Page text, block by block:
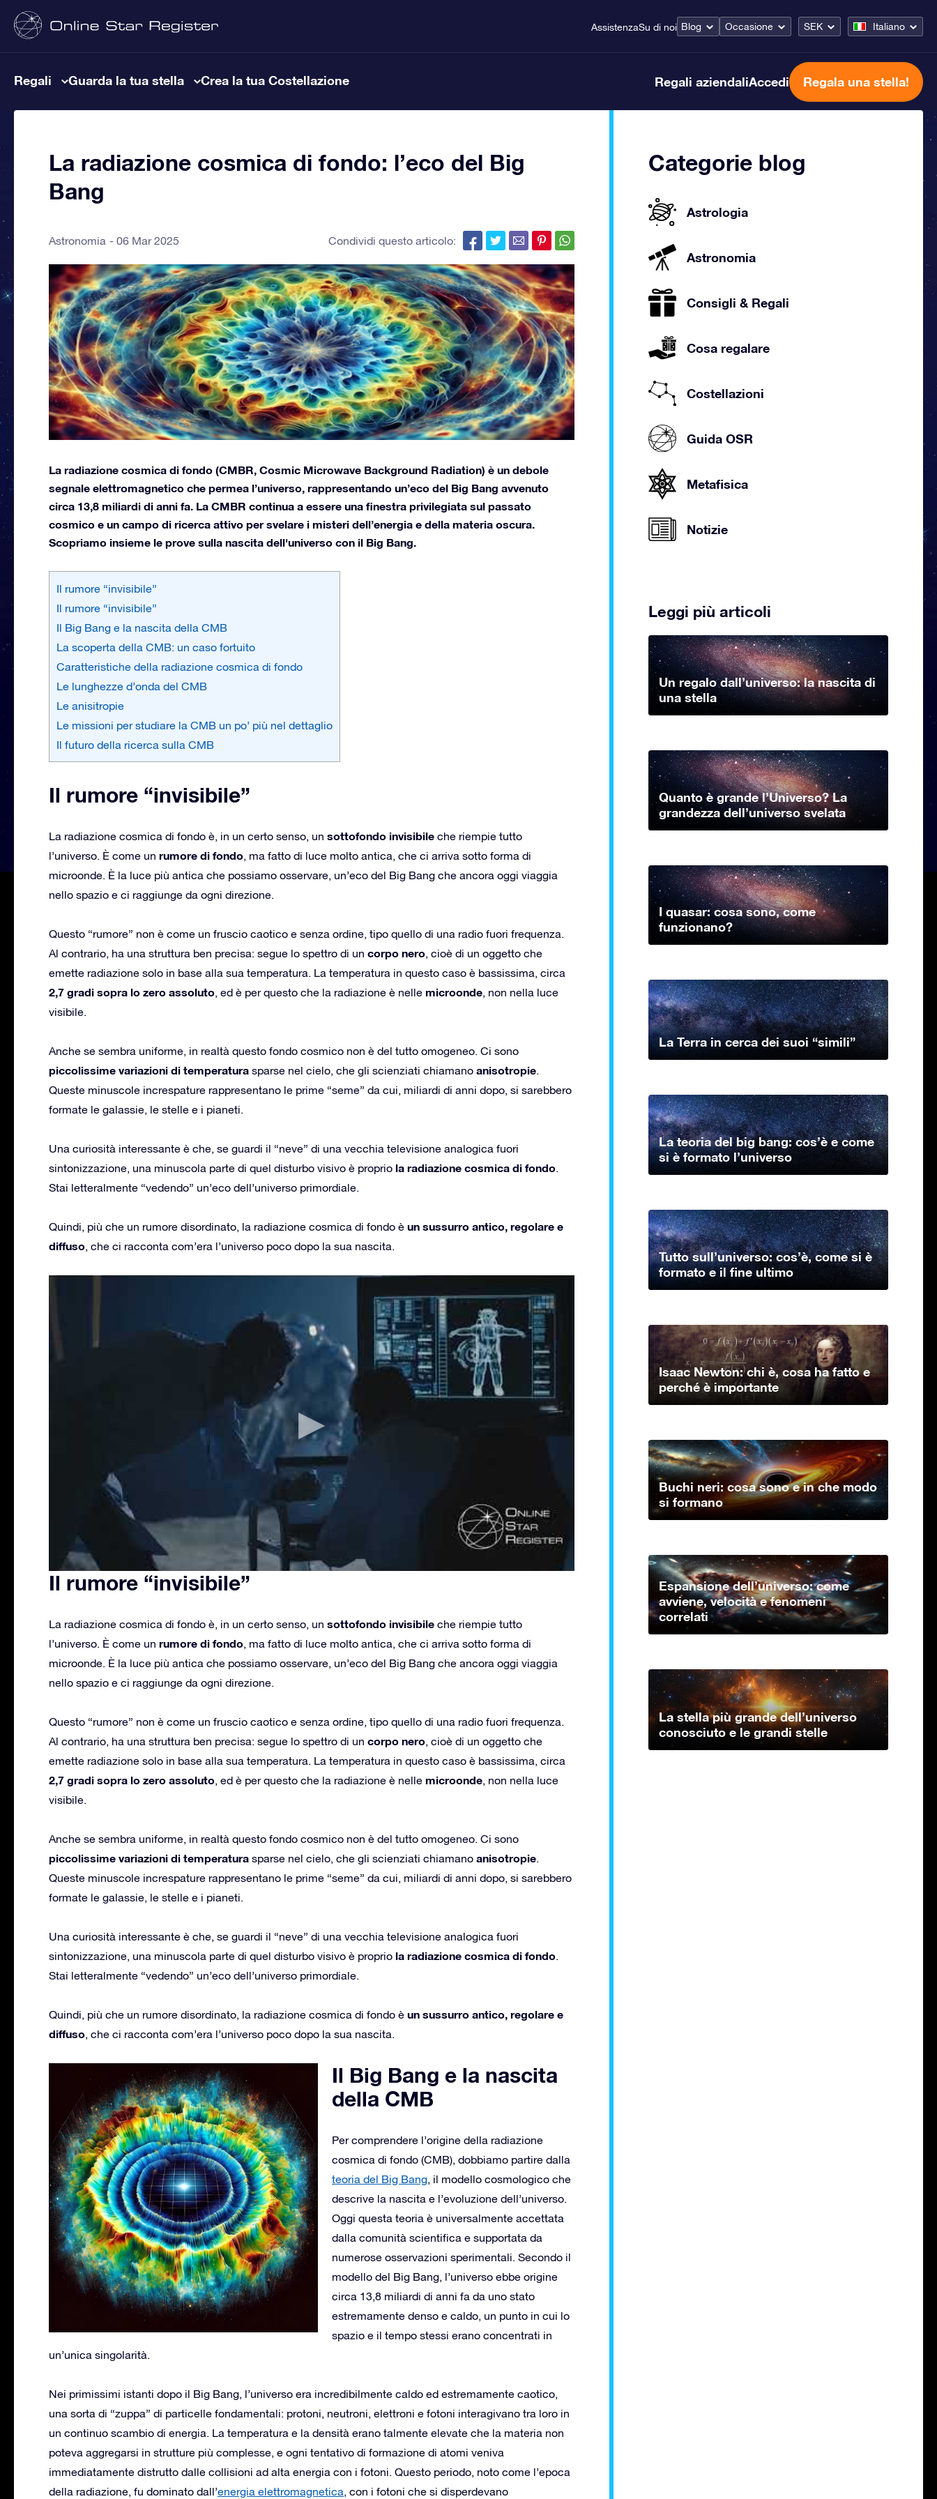
AssistenzaSu di noi Blog Occasione SEK Italiano
Regali Guarda la tua stella Crea la tua Costellazione Regali aziendaliAccedi Regala una stella!
La radiazione cosmica di fondo: l’eco del Big
Bang
Astronomia 06 Mar 2025 Condividi questo articolo:
La radiazione cosmica di fondo (CMBR, Cosmic Microwave Background Radiation) è un debole
segnale elettromagnetico che permea l’universo, rappresentando un’eco del Big Bang avvenuto
circa 13,8 miliardi di anni fa. La CMBR continua a essere una finestra privilegiata sul passato
cosmico e un campo di ricerca attivo per svelare i misteri dell’energia e della materia oscura.
Scopriamo insieme le prove sulla nascita dell'universo con il Big Bang.
Il rumore “invisibile”
Il rumore “invisibile”
Il Big Bang e la nascita della CMB
La scoperta della CMB: un caso fortuito
Caratteristiche della radiazione cosmica di fondo
Le lunghezze d’onda del CMB
Le anisitropie
Le missioni per studiare la CMB un po’ più nel dettaglio
Il futuro della ricerca sulla CMB
Il rumore “invisibile”
La radiazione cosmica di fondo è, in un certo senso, un sottofondo invisibile che riempie tutto
l’universo. È come un rumore di fondo, ma fatto di luce molto antica, che ci arriva sotto forma di
microonde. È la luce più antica che possiamo osservare, un’eco del Big Bang che ancora oggi viaggia
nello spazio e ci raggiunge da ogni direzione.
Questo “rumore” non è come un fruscio caotico e senza ordine, tipo quello di una radio fuori frequenza.
Al contrario, ha una struttura ben precisa: segue lo spettro di un corpo nero, cioè di un oggetto che
emette radiazione solo in base alla sua temperatura. La temperatura in questo caso è bassissima, circa
2,7 gradi sopra lo zero assoluto, ed è per questo che la radiazione è nelle microonde, non nella luce
visibile.
Anche se sembra uniforme, in realtà questo fondo cosmico non è del tutto omogeneo. Ci sono
piccolissime variazioni di temperatura sparse nel cielo, che gli scienziati chiamano anisotropie.
Queste minuscole increspature rappresentano le prime “seme” da cui, miliardi di anni dopo, si sarebbero
formate le galassie, le stelle e i pianeti.
Una curiosità interessante è che, se guardi il “neve” di una vecchia televisione analogica fuori
sintonizzazione, una minuscola parte di quel disturbo visivo è proprio la radiazione cosmica di fondo.
Stai letteralmente “vedendo” un’eco dell’universo primordiale.
Quindi, più che un rumore disordinato, la radiazione cosmica di fondo è un sussurro antico, regolare e
diffuso, che ci racconta com’era l’universo poco dopo la sua nascita.
Il rumore “invisibile”
La radiazione cosmica di fondo è, in un certo senso, un sottofondo invisibile che riempie tutto
l’universo. È come un rumore di fondo, ma fatto di luce molto antica, che ci arriva sotto forma di
microonde. È la luce più antica che possiamo osservare, un’eco del Big Bang che ancora oggi viaggia
nello spazio e ci raggiunge da ogni direzione.
Questo “rumore” non è come un fruscio caotico e senza ordine, tipo quello di una radio fuori frequenza.
Al contrario, ha una struttura ben precisa: segue lo spettro di un corpo nero, cioè di un oggetto che
emette radiazione solo in base alla sua temperatura. La temperatura in questo caso è bassissima, circa
2,7 gradi sopra lo zero assoluto, ed è per questo che la radiazione è nelle microonde, non nella luce
visibile.
Anche se sembra uniforme, in realtà questo fondo cosmico non è del tutto omogeneo. Ci sono
piccolissime variazioni di temperatura sparse nel cielo, che gli scienziati chiamano anisotropie.
Queste minuscole increspature rappresentano le prime “seme” da cui, miliardi di anni dopo, si sarebbero
formate le galassie, le stelle e i pianeti.
Una curiosità interessante è che, se guardi il “neve” di una vecchia televisione analogica fuori
sintonizzazione, una minuscola parte di quel disturbo visivo è proprio la radiazione cosmica di fondo.
Stai letteralmente “vedendo” un’eco dell’universo primordiale.
Quindi, più che un rumore disordinato, la radiazione cosmica di fondo è un sussurro antico, regolare e
diffuso, che ci racconta com’era l’universo poco dopo la sua nascita.
Il Big Bang e la nascita
della CMB
Per comprendere l’origine della radiazione
cosmica di fondo (CMB), dobbiamo partire dalla
teoria del Big Bang, il modello cosmologico che
descrive la nascita e l’evoluzione dell’universo.
Oggi questa teoria è universalmente accettata
dalla comunità scientifica e supportata da
numerose osservazioni sperimentali. Secondo il
modello del Big Bang, l’universo ebbe origine
circa 13,8 miliardi di anni fa da uno stato
estremamente denso e caldo, un punto in cui lo
spazio e il tempo stessi erano concentrati in
un’unica singolarità.
Nei primissimi istanti dopo il Big Bang, l’universo era incredibilmente caldo ed estremamente caotico,
una sorta di “zuppa” di particelle fondamentali: protoni, neutroni, elettroni e fotoni interagivano tra loro in
un continuo scambio di energia. La temperatura e la densità erano talmente elevate che la materia non
poteva aggregarsi in strutture più complesse, e ogni tentativo di formazione di atomi veniva
immediatamente distrutto dalle collisioni ad alta energia con i fotoni. Questo periodo, noto come l’epoca
della radiazione, fu dominato dall’energia elettromagnetica, con i fotoni che si disperdevano
Categorie blog
Astrologia
Astronomia
Consigli & Regali
Cosa regalare
Costellazioni
Guida OSR
Metafisica
Notizie
Leggi più articoli
Un regalo dall’universo: la nascita di
una stella
Quanto è grande l’Universo? La
grandezza dell’universo svelata
I quasar: cosa sono, come
funzionano?
La Terra in cerca dei suoi “simili”
La teoria del big bang: cos’è e come
si è formato l’universo
Tutto sull’universo: cos’è, come si è
formato e il fine ultimo
Isaac Newton: chi è, cosa ha fatto e
perché è importante
Buchi neri: cosa sono e in che modo
si formano
Espansione dell’universo: come
avviene, velocità e fenomeni
correlati
La stella più grande dell’universo
conosciuto e le grandi stelle